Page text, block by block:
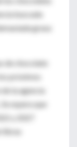
buscada
grasa
de chocolate
próximos
la agencia
espera que
y 2027
libras